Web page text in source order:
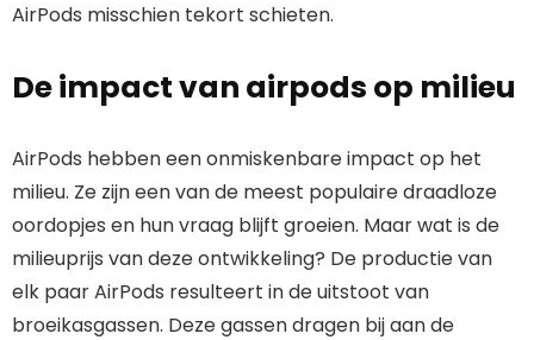
AirPods misschien tekort schieten.
De impact van airpods op milieu
AirPods hebben een onmiskenbare impact op het
milieu. Ze zijn een van de meest populaire draadloze
oordopjes en hun vraag blijft groeien. Maar wat is de
milieuprijs van deze ontwikkeling? De productie van
elk paar AirPods resulteert in de uitstoot van
broeikasgassen. Deze gassen dragen bij aan de